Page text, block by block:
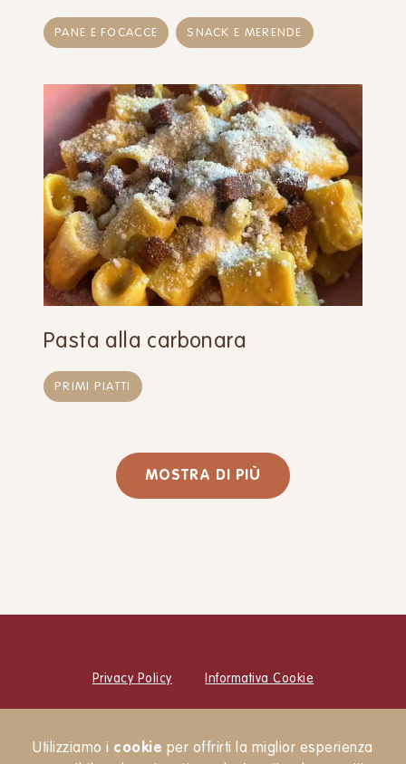
Utilizziamo i cookie per offrirti la miglior esperienza
PANE E FOCACCE SNACK E MERENDE
Pasta alla carbonara
PRIMI PIATTI
MOSTRA DI PIÙ
Privacy Policy Informativa Cookie
Newsletter